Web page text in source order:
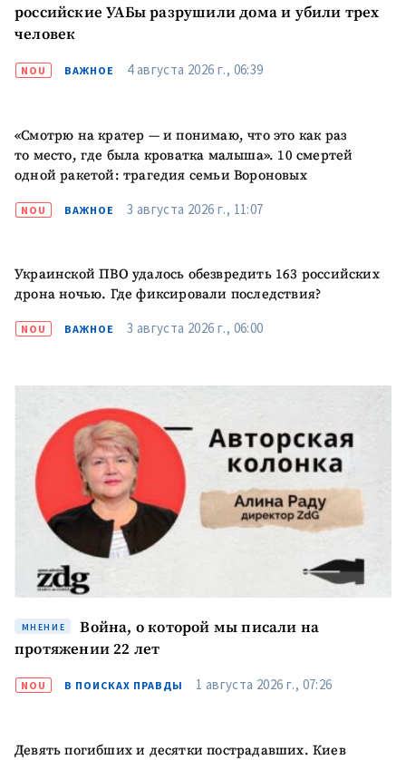
ПОДДЕРЖАТЬ
российские УАБы разрушили дома и убили трех
человек
NOU ВАЖНОЕ 4 августа 2026 г., 06:39
«Смотрю на кратер — и понимаю, что это как раз
то место, где была кроватка малыша». 10 смертей
одной ракетой: трагедия семьи Вороновых
NOU ВАЖНОЕ 3 августа 2026 г., 11:07
Украинской ПВО удалось обезвредить 163 российских
дрона ночью. Где фиксировали последствия?
NOU ВАЖНОЕ 3 августа 2026 г., 06:00
МНЕНИЕ
Война, о которой мы писали на
протяжении 22 лет
NOU В ПОИСКАХ ПРАВДЫ 1 августа 2026 г., 07:26
Девять погибших и десятки пострадавших. Киев
Фотография
+ Загрузить
изображение
Ссылка на медиа
медиа
Текст новости
+ Добавить текст
новости
КОНТАКТНЫЙ ИСТОЧНИК
Имя + Моё имя
Электронная почта
+ Мой email
Телефон
Я прочитал(а) и согласен(на)
сполитикой
конфиденциальности
ОТПРАВИТЬ НОВОСТЬ